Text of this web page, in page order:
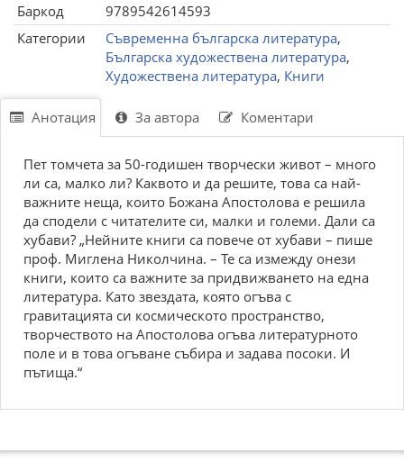
Баркод
9789542614593
Категории
Съвременна българска литература,
Българска художествена литература,
Художествена литература, Книги
Анотация За автора Коментари
Пет томчета за 50-годишен творчески живот – много
ли са, малко ли? Каквото и да решите, това са най-
важните неща, които Божана Апостолова е решила
да сподели с читателите си, малки и големи. Дали са
хубави? „Нейните книги са повече от хубави – пише
проф. Миглена Николчина. – Те са измежду онези
книги, които са важните за придвижването на една
литература. Като звездата, която огъва с
гравитацията си космическото пространство,
творчеството на Апостолова огъва литературното
поле и в това огъване събира и задава посоки. И
пътища.“